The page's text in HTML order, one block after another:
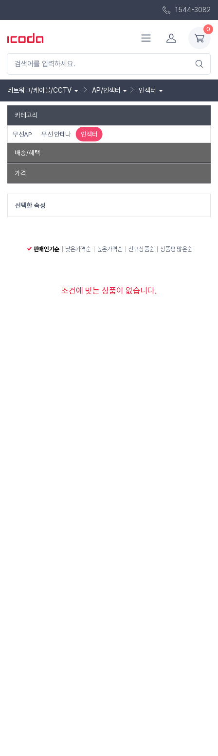
1544-3082
0
네트워크/케이블/CCTV AP/인젝터 인젝터
카테고리
무선AP 무선 안테나 인젝터
배송/혜택
품절제외
가격
~
선택한 속성
판매인기순 낮은가격순 높은가격순 신규상품순 상품평 많은순
조건에 맞는 상품이 없습니다.